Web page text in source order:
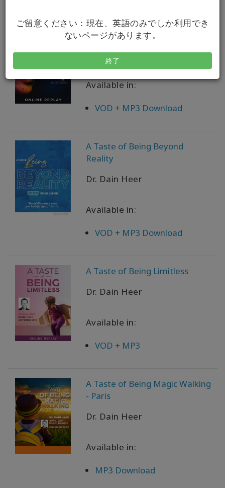
ご留意ください：現在、英語のみでしか利用でき
ないページがあります。
終了
A Taste of Being Access X-Men
Dr. Dain Heer
Available in:
VOD + MP3 Download
A Taste of Being Beyond
Reality
Dr. Dain Heer
Available in:
VOD + MP3 Download
A Taste of Being Limitless
Dr. Dain Heer
Available in:
VOD + MP3
A Taste of Being Magic Walking
- Paris
Dr. Dain Heer
Available in:
MP3 Download